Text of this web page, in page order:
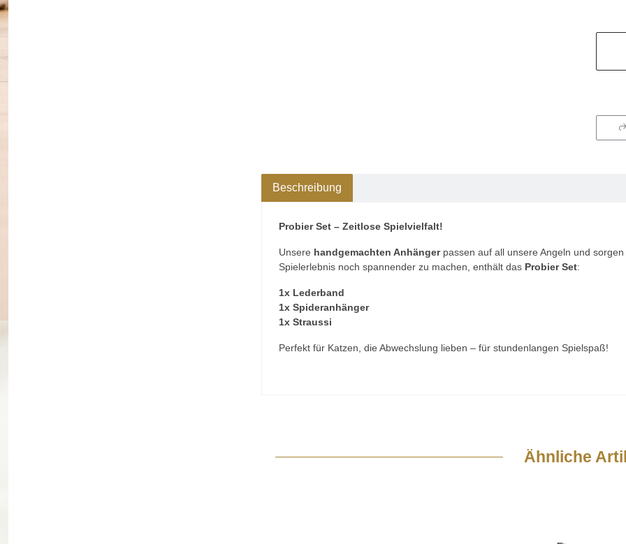
Beschreibung
Probier Set – Zeitlose Spielvielfalt!
Unsere handgemachten Anhängerpassen auf all unsere Angeln und
Spielerlebnis noch spannender zu machen, enthält das Probier Set:
1x Lederband
1x Spideranhänger
1x Straussi
Perfekt für Katzen, die Abwechslung lieben – für stundenlangen Spielspaß!
Ähnliche